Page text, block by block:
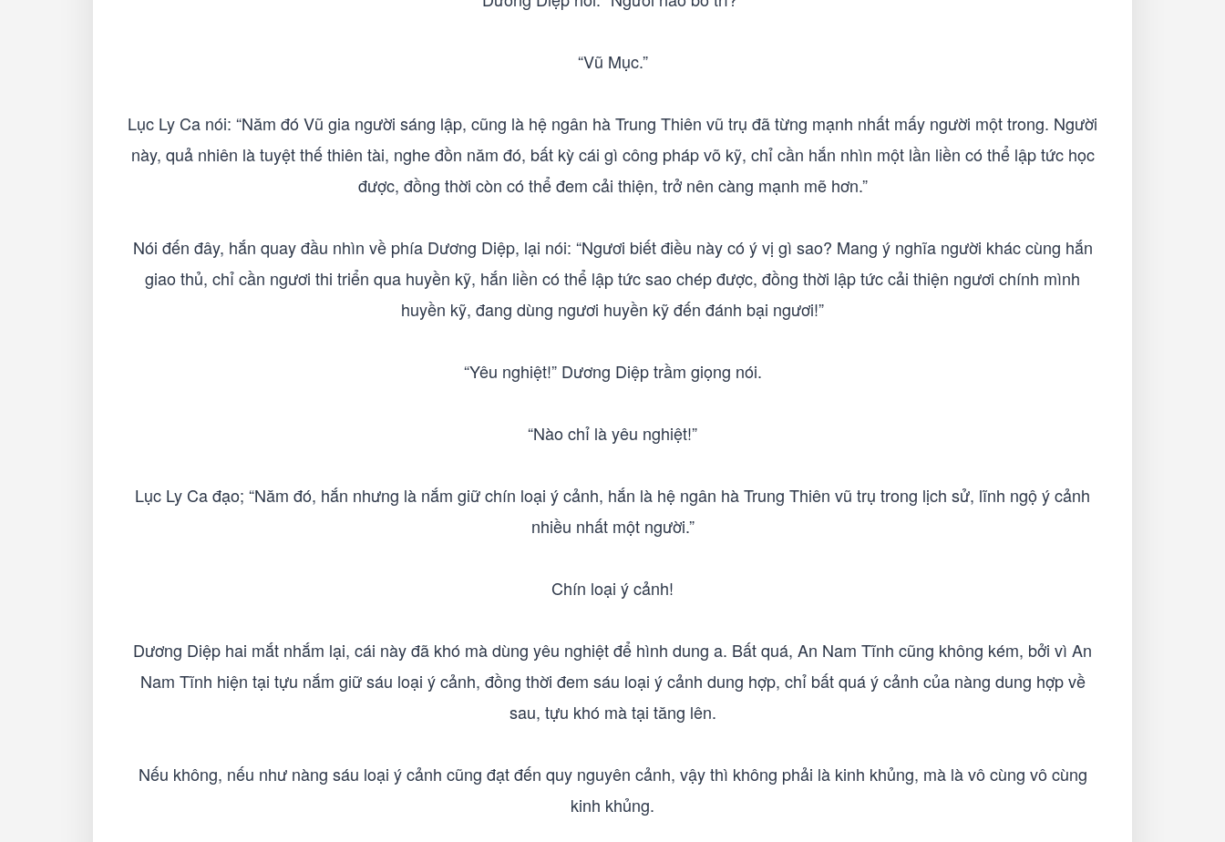
“Vũ Mục.”
Lục Ly Ca nói: “Năm đó Vũ gia người sáng lập, cũng là hệ ngân hà Trung Thiên vũ trụ đã từng mạnh nhất mấy người một trong. Người
này, quả nhiên là tuyệt thế thiên tài, nghe đồn năm đó, bất kỳ cái gì công pháp võ kỹ, chỉ cần hắn nhìn một lần liền có thể lập tức học
được, đồng thời còn có thể đem cải thiện, trở nên càng mạnh mẽ hơn.”
Nói đến đây, hắn quay đầu nhìn về phía Dương Diệp, lại nói: “Ngươi biết điều này có ý vị gì sao? Mang ý nghĩa người khác cùng hắn
giao thủ, chỉ cần ngươi thi triển qua huyền kỹ, hắn liền có thể lập tức sao chép được, đồng thời lập tức cải thiện ngươi chính mình
huyền kỹ, đang dùng ngươi huyền kỹ đến đánh bại ngươi!”
“Yêu nghiệt!” Dương Diệp trầm giọng nói.
“Nào chỉ là yêu nghiệt!”
Lục Ly Ca đạo; “Năm đó, hắn nhưng là nắm giữ chín loại ý cảnh, hắn là hệ ngân hà Trung Thiên vũ trụ trong lịch sử, lĩnh ngộ ý cảnh
nhiều nhất một người.”
Chín loại ý cảnh!
Dương Diệp hai mắt nhắm lại, cái này đã khó mà dùng yêu nghiệt để hình dung a. Bất quá, An Nam Tĩnh cũng không kém, bởi vì An
Nam Tĩnh hiện tại tựu nắm giữ sáu loại ý cảnh, đồng thời đem sáu loại ý cảnh dung hợp, chỉ bất quá ý cảnh của nàng dung hợp về
sau, tựu khó mà tại tăng lên.
Nếu không, nếu như nàng sáu loại ý cảnh cũng đạt đến quy nguyên cảnh, vậy thì không phải là kinh khủng, mà là vô cùng vô cùng
kinh khủng.